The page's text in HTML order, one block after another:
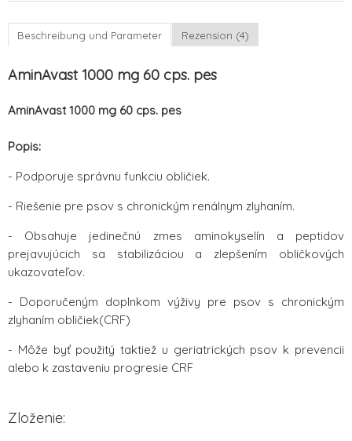
Beschreibung und Parameter Rezension (4)
AminAvast 1000 mg 60 cps. pes
AminAvast 1000 mg 60 cps. pes
Popis:
- Podporuje správnu funkciu obličiek.
- Riešenie pre psov s chronickým renálnym zlyhaním.
- Obsahuje jedinečnú zmes aminokyselín a peptidov
prejavujúcich sa stabilizáciou a zlepšením obličkových
ukazovateľov.
- Doporučeným doplnkom výživy pre psov s chronickým
zlyhaním obličiek(CRF)
- Môže byť použitý taktiež u geriatrických psov k prevencii
alebo k zastaveniu progresie CRF
Zloženie: